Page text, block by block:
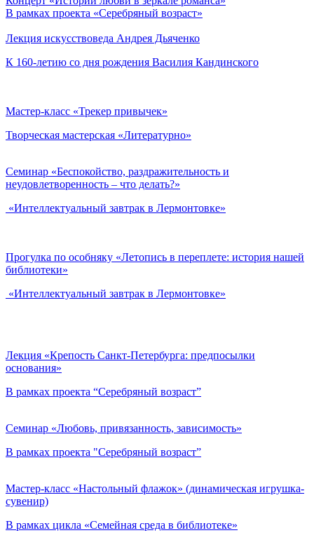
В рамках проекта «Серебряный возраст»
Лекция искусствоведа Андрея Дьяченко
К 160-летию со дня рождения Василия Кандинского
Мастер-класс «Трекер привычек»
Творческая мастерская «Литературно»
Семинар «Беспокойство, раздражительность и
неудовлетворенность – что делать?»
«Интеллектуальный завтрак в Лермонтовке»
Прогулка по особняку «Летопись в переплете: история нашей
библиотеки»
«Интеллектуальный завтрак в Лермонтовке»
Лекция «Крепость Санкт-Петербурга: предпосылки
основания»
В рамках проекта “Серебряный возраст”
Семинар «Любовь, привязанность, зависимость»
В рамках проекта "Серебряный возраст”
Мастер-класс «Настольный флажок» (динамическая игрушка-
сувенир)
В рамках цикла «Семейная среда в библиотеке»